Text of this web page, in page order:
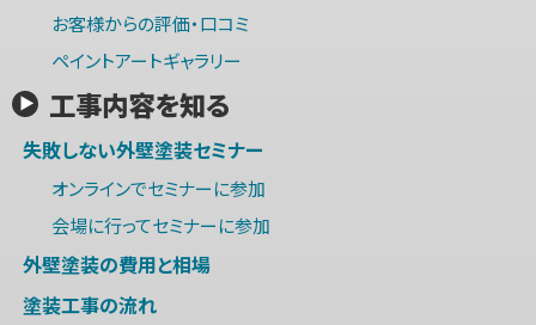
お客様からの評価・口コミ
ペイントアートギャラリー
工事内容を知る
失敗しない外壁塗装セミナー
オンラインでセミナーに参加
会場に行ってセミナーに参加
外壁塗装の費用と相場
塗装工事の流れ